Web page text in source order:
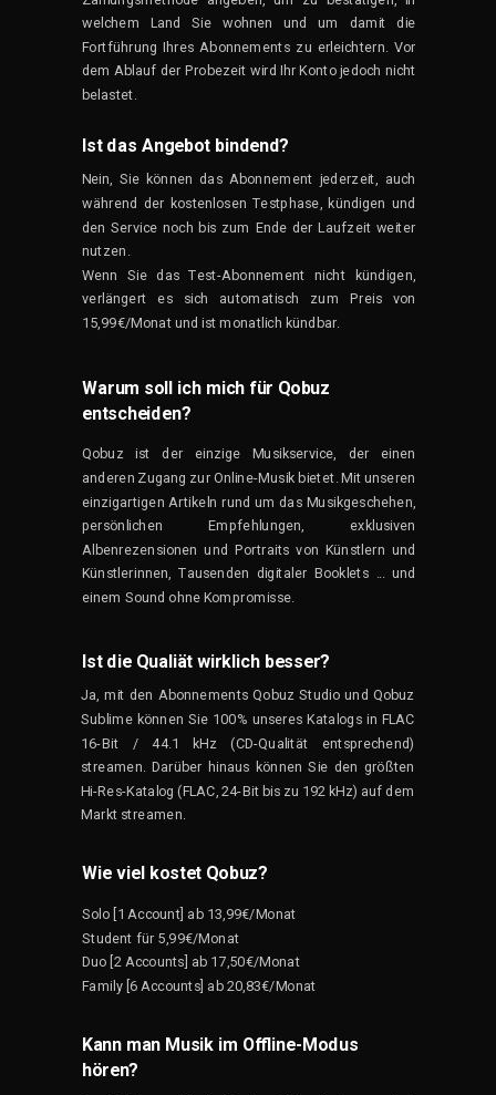
Warum soll ich mich für Qobuz
entscheiden?
Qobuz ist der einzige Musikservice, der einen
anderen Zugang zur Online-Musik bietet. Mit unseren
einzigartigen Artikeln rund um das Musikgeschehen,
persönlichen Empfehlungen, exklusiven
Albenrezensionen und Portraits von Künstlern und
Künstlerinnen, Tausenden digitaler Booklets ... und
einem Sound ohne Kompromisse.
Ist das Angebot bindend?
Nein, Sie können das Abonnement jederzeit, auch
während der kostenlosen Testphase, kündigen und
den Service noch bis zum Ende der Laufzeit weiter
nutzen.
Wenn Sie das Test-Abonnement nicht kündigen,
verlängert es sich automatisch zum Preis von
15,99€/Monat und ist monatlich kündbar.
Ist die Qualiät wirklich besser?
Kann man Musik im Offline-Modus
hören?
Ja, mit den Abonnements Qobuz Studio und Qobuz
Sublime können Sie 100% unseres Katalogs in FLAC
16-Bit / 44.1 kHz (CD-Qualität entsprechend)
streamen. Darüber hinaus können Sie den größten
Hi-Res-Katalog (FLAC, 24-Bit bis zu 192 kHz) auf dem
Markt streamen.
welchem Land Sie wohnen und um damit die
Fortführung Ihres Abonnements zu erleichtern. Vor
dem Ablauf der Probezeit wird Ihr Konto jedoch nicht
belastet.
Wie viel kostet Qobuz?
Solo [1 Account] ab 13,99€/Monat
Student für 5,99€/Monat
Duo [2 Accounts] ab 17,50€/Monat
Family [6 Accounts] ab 20,83€/Monat